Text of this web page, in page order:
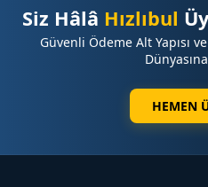
Siz Hâlâ Hızlıbul
Güvenli Ödeme Alt Yapısı
HEMEN